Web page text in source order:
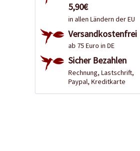
5,90€
in allen Ländern der EU
Versandkostenfrei
ab 75 Euro in DE
Sicher Bezahlen
Rechnung, Lastschrift,
Paypal, Kreditkarte